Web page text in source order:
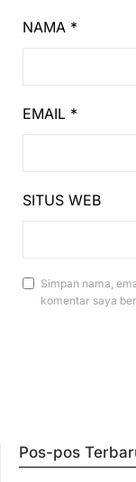
NAMA *
EMAIL *
SITUS WEB
Simpan nama,
komentar saya
Pos-pos